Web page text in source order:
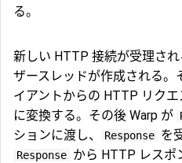
る。
新しい HTTP 接続が受理さ
ザースレッドが作成される。
イアントからの HTTP リク
に変換する。その後 Warp が
ションに渡し、
Response を
Response から HTTP レスポ